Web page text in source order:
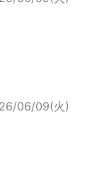
06/09(火)